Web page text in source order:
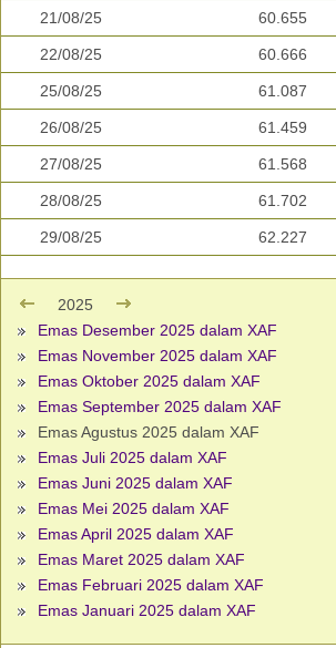
21/08/25 60.655
22/08/25 60.666
25/08/25 61.087
26/08/25 61.459
27/08/25 61.568
28/08/25 61.702
29/08/25 62.227
2025
Emas Desember 2025 dalam XAF
Emas November 2025 dalam XAF
Emas Oktober 2025 dalam XAF
Emas September 2025 dalam XAF
Emas Agustus 2025 dalam XAF
Emas Juli 2025 dalam XAF
Emas Juni 2025 dalam XAF
Emas Mei 2025 dalam XAF
Emas April 2025 dalam XAF
Emas Maret 2025 dalam XAF
Emas Februari 2025 dalam XAF
Emas Januari 2025 dalam XAF